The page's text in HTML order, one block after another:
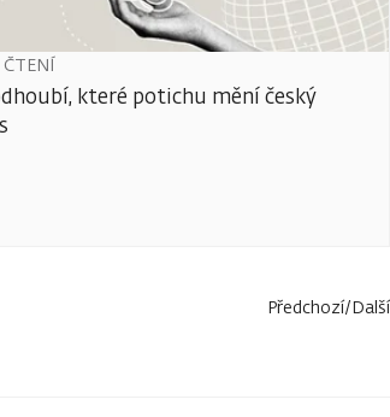
které potichu mění český
Předchozí/Další